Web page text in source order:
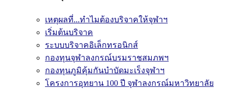
เหตุผลที่...ทำไมต้องบริจาคให้จุฬาฯ
เริ่มต้นบริจาค
ระบบบริจาคอิเล็กทรอนิกส์
กองทุนจุฬาลงกรณ์บรมราชสมภพฯ
กองทุนภูมิคุ้มกันบำบัดมะเร็งจุฬาฯ
โครงการอุทยาน 100 ปี จุฬาลงกรณ์มหาวิทยาลัย